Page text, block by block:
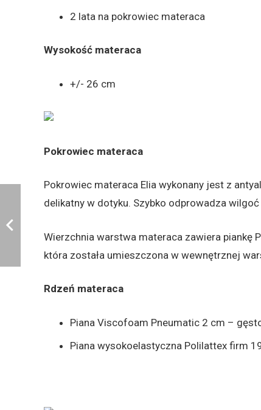
2 lata na pokrowiec materaca
Wysokość materaca
+/- 26 cm
Pokrowiec materaca
Pokrowiec materaca Elia wykonany jest z
delikatny w dotyku. Szybko odprowadza
Wierzchnia warstwa materaca zawiera piankę
która została umieszczona w wewnętrznej
Rdzeń materaca
Piana Viscofoam Pneumatic 2 cm –
Piana wysokoelastyczna Polilattex firm